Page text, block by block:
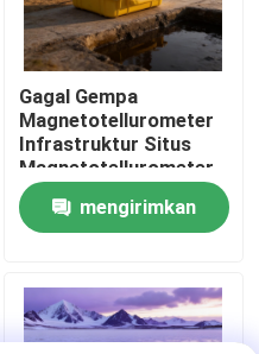
Gagal Gempa
Magnetotellurometer
Infrastruktur Situs
Magnetotellurometer
mengirimkan